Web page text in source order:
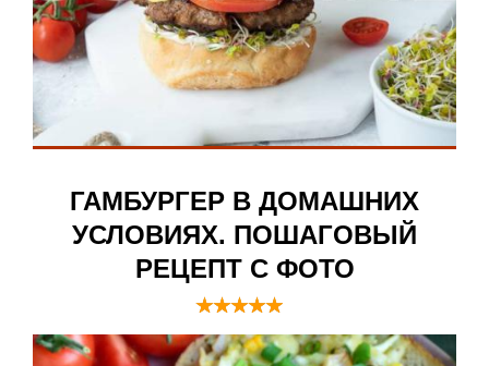
ГАМБУРГЕР В ДОМАШНИХ
УСЛОВИЯХ. ПОШАГОВЫЙ
РЕЦЕПТ С ФОТО